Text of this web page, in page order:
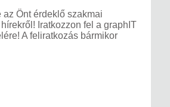
az Önt érdeklő szakmai
Iratkozzon fel a graphIT
A feliratkozás bármikor